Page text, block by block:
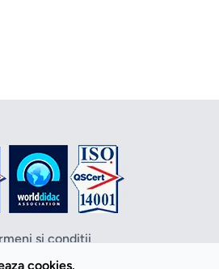
si conditii
de confidentialitate
cookies.